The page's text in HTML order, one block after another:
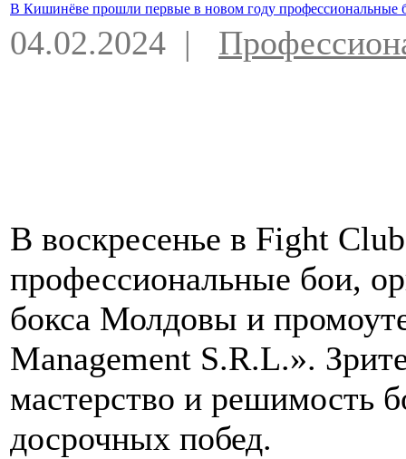
В Кишинёве прошли первые в новом году профессиональные
04.02.2024 |
В воскресенье в Fight
профессиональные бои,
бокса Молдовы и
Management S.R.L.».
мастерство и решимость
досрочных побед.